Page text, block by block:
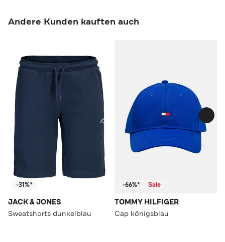
Andere Kunden kauften auch
-31%*
JACK & JONES
Sweatshorts dunkelblau
-66%* Sale
TOMMY HILFIGER
Cap königsblau